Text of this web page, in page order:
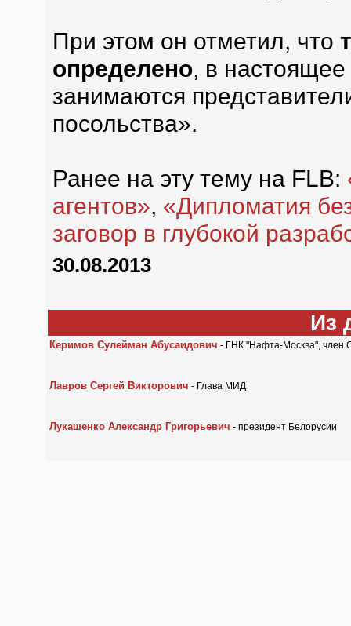
При этом он отметил, что
определено, в
занимаются
посольства».
Ранее на эту тему на FLB:
агентов», «Дипломатия
заговор в глубокой
30.08.2013
Из
Керимов Сулейман Абусаидович - ГНК "Нафта-Москва", член
Лавров Сергей Викторович - Глава МИД
Лукашенко Александр Григорьевич - президент Белорусии